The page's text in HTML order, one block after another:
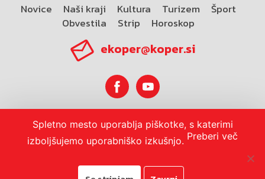
Novice Naši kraji Kultura Turizem
Šport
Obvestila
Strip Horoskop
ekoper@koper.si
Horoskop
Spletno mesto uporablja piškotke, s katerimi
izboljšujemo uporabniško izkušnjo. Preberi več